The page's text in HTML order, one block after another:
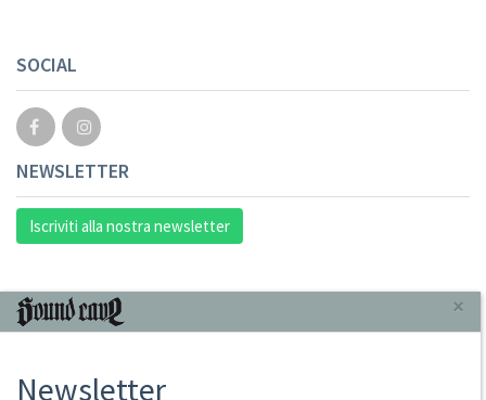
SOCIAL
NEWSLETTER
Iscriviti alla nostra newsletter
INFORMAZIONI
Punto Vendita
×
Newsletter